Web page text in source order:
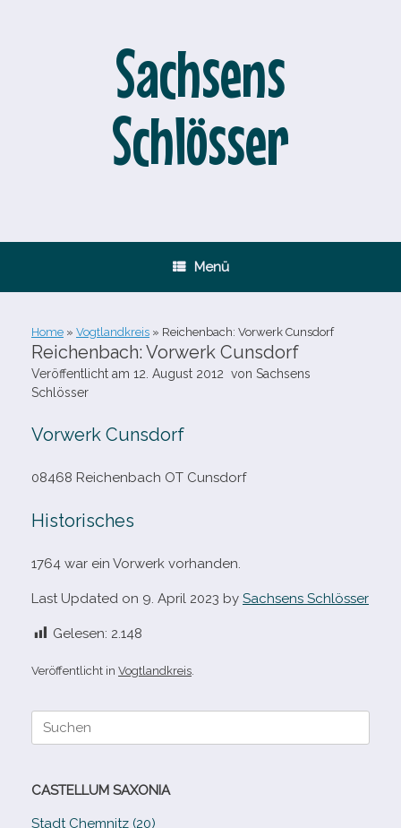
Sachsens
Schlösser
Menü
Home » Vogtlandkreis » Reichenbach: Vorwerk Cunsdorf
Reichenbach: Vorwerk Cunsdorf
Veröffentlicht am 12. August 2012 von Sachsens
Schlösser
Vorwerk Cunsdorf
08468 Reichenbach OT Cunsdorf
Historisches
1764 war ein Vorwerk vorhanden.
Last Updated on 9. April 2023 by Sachsens Schlösser
Gelesen: 2.148
Veröffentlicht in Vogtlandkreis
Suche
CASTELLUM SAXONIA
Stadt Chemnitz (20)